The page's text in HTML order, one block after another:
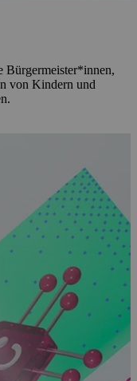
Bürgermeister*innen,
von Kindern und